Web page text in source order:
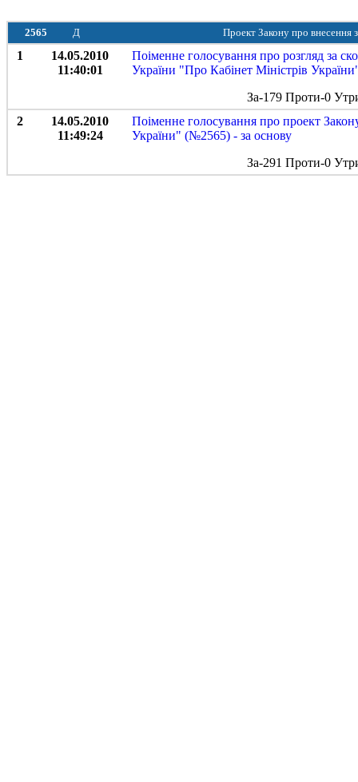
2565 Д Проект Закону про внесення
1
14.05.2010
11:40:01
Поіменне голосування про розгляд за
України "Про Кабінет Міністрів
За-179 Проти-0
2
14.05.2010
11:49:24
Поіменне голосування про проект
України" (№2565) - за основу
За-291 Проти-0